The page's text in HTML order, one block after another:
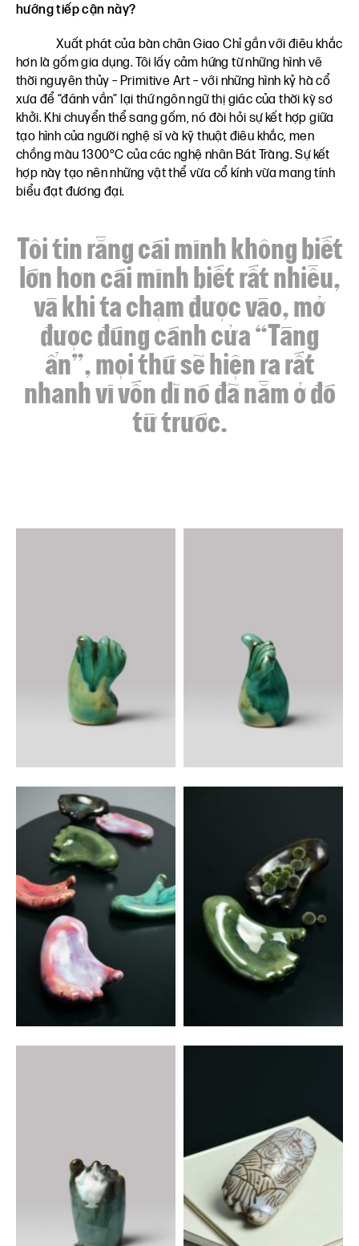
hướng tiếp cận này?
Xuất phát của bàn chân Giao Chỉ gần với điêu khắc
hơn là gốm gia dụng. Tôi lấy cảm hứng từ những hình vẽ
thời nguyên thủy – Primitive Art – với những hình kỷ hà cổ
xưa để “đánh vần” lại thứ ngôn ngữ thị giác của thời kỳ sơ
khởi. Khi chuyển thể sang gốm, nó đòi hỏi sự kết hợp giữa
tạo hình của người nghệ sĩ và kỹ thuật điêu khắc, men
chồng màu 1300°C của các nghệ nhân Bát Tràng. Sự kết
hợp này tạo nên những vật thể vừa cổ kính vừa mang tính
biểu đạt đương đại.
Tôi tin rằng cái mình không biết
lớn hơn cái mình biết rất nhiều,
và khi ta chạm được vào, mở
được đúng cánh cửa “Tàng
ẩn”, mọi thứ sẽ hiện ra rất
nhanh vì vốn dĩ nó đã nằm ở đó
từ trước.